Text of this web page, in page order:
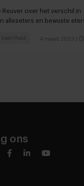
Reuver over het verschil in
alleseters en bewuste
4 maart 2023
ons